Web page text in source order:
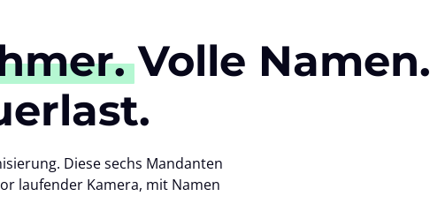
Volle Namen.
Diese sechs Mandanten
laufender Kamera, mit Namen